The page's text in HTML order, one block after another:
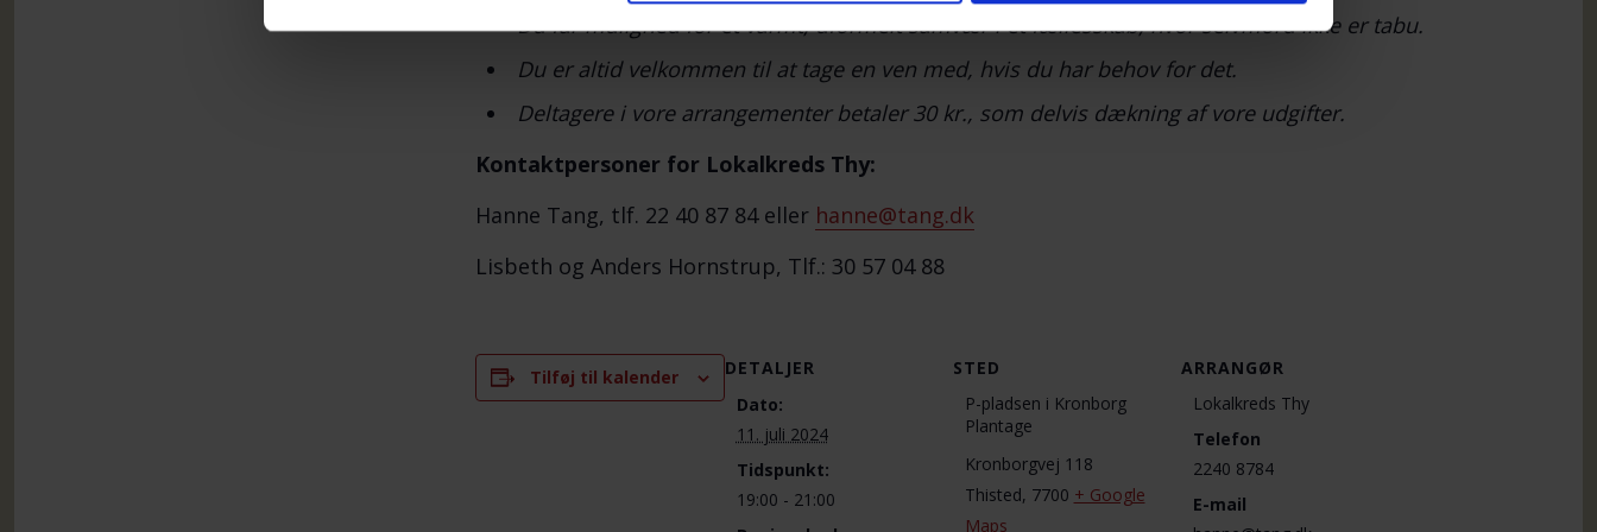
Du får mulighed for et varmt, uformelt samvær i et fællesskab, hvor selvmord ikke er tabu.
Du er altid velkommen til at tage en ven med, hvis du har behov for det.
Deltagere i vore arrangementer betaler 30 kr., som delvis dækning af vore udgifter.
Kontaktpersoner for Lokalkreds Thy:
Hanne Tang, tlf. 22 40 87 84 eller hanne@tang.dk
Lisbeth og Anders Hornstrup, Tlf.: 30 57 04 88
Tilføj til kalender
DETALJER
Dato:
11. juli 2024
Tidspunkt:
19:00 - 21:00
STED
P-pladsen i Kronborg
Plantage
Kronborgvej 118
Thisted, 7700 + Google
Maps
ARRANGØR
Lokalkreds Thy
Telefon
2240 8784
E-mail